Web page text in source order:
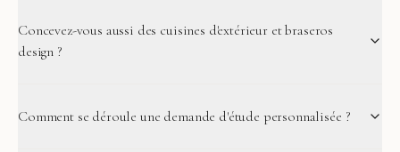
Concevez-vous aussi des cuisines d'extérieur et braseros
design ?
Comment se déroule une demande d'étude personnalisée ?